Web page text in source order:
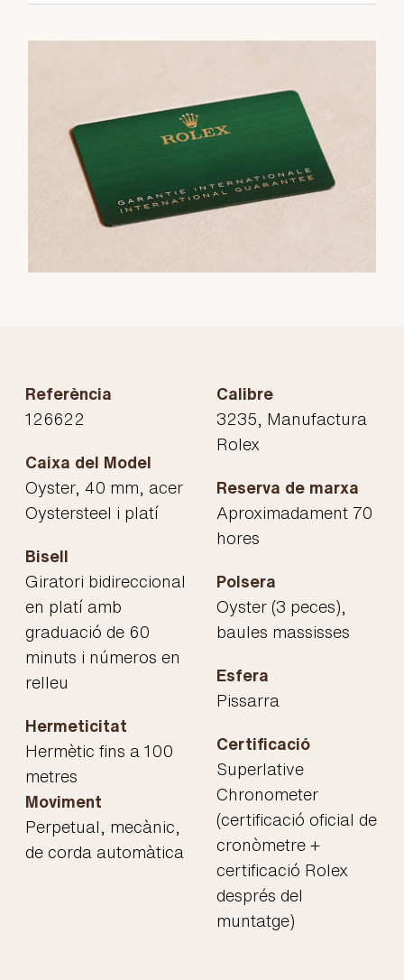
Referència
126622
Caixa del Model
Oyster, 40 mm, acer
Oystersteel i platí
Bisell
Giratori bidireccional
en platí amb
graduació de 60
minuts i números en
relleu
Hermeticitat
Hermètic fins a 100
metres
Moviment
Perpetual, mecànic,
de corda automàtica
Calibre
3235, Manufactura
Rolex
Reserva de marxa
Aproximadament 70
hores
Polsera
Oyster (3 peces),
baules massisses
Esfera
Pissarra
Certificació
Superlative
Chronometer
(certificació oficial de
cronòmetre +
certificació Rolex
després del
muntatge)